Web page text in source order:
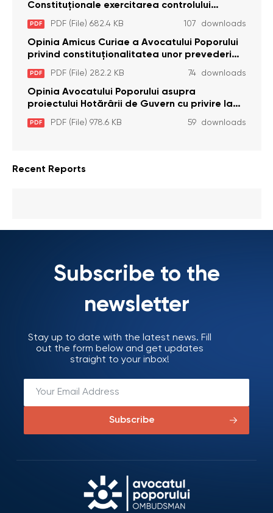
Constituţionale exercitarea controlului
constituţionalităţii unor prevederi cu privire la
plata alocației sociale de stat persoanelor
cu dizabilitați care sunt private de liberate
PDF PDF (File) 682.4 KB 107 downloads
Opinia Amicus Curiae a Avocatului Poporului
privind constituționalitatea unor prevederi
care interzic angajarea în organizațiile de
pază particulară a persoanelor condamnate
pentru comiterea cu intenție a unor infracțiuni
a fost luată în considerare de Curtea
Constituțională
PDF PDF (File) 282.2 KB 74 downloads
Opinia Avocatului Poporului asupra
proiectului Hotărârii de Guvern cu privire la
aprobarea proiectului de lege privind
activitatea sanitară veterinarăa
PDF PDF (File) 978.6 KB 59 downloads
Recent Reports
Subscribe to the
newsletter
Stay up to date with the latest news. Fill
out the form below and get updates
straight to your inbox!
Subscribe